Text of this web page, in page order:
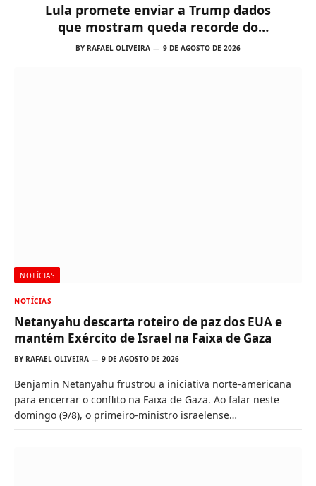
Lula promete enviar a Trump dados
que mostram queda recorde do
desmatamento na Amazônia
BY RAFAEL OLIVEIRA 9 DE AGOSTO DE 2026
NOTÍCIAS
NOTÍCIAS
Netanyahu descarta roteiro de paz dos EUA e
mantém Exército de Israel na Faixa de Gaza
BY RAFAEL OLIVEIRA 9 DE AGOSTO DE 2026
Benjamin Netanyahu frustrou a iniciativa norte-americana
para encerrar o conflito na Faixa de Gaza. Ao falar neste
domingo (9/8), o primeiro-ministro israelense…